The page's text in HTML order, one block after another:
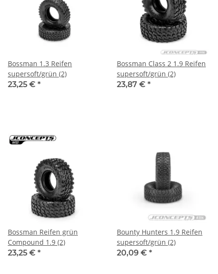
Bossman 1.3 Reifen
supersoft/grün (2)
23,25 € *
Bossman Class 2 1.9 Reifen
supersoft/grün (2)
23,87 € *
Bossman Reifen grün
Compound 1.9 (2)
23,25 € *
Bounty Hunters 1.9 Reifen
supersoft/grün (2)
20,09 € *